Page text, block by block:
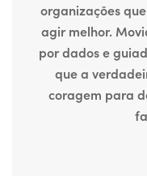
organizações
agir melhor.
por dados e
que a
coragem para